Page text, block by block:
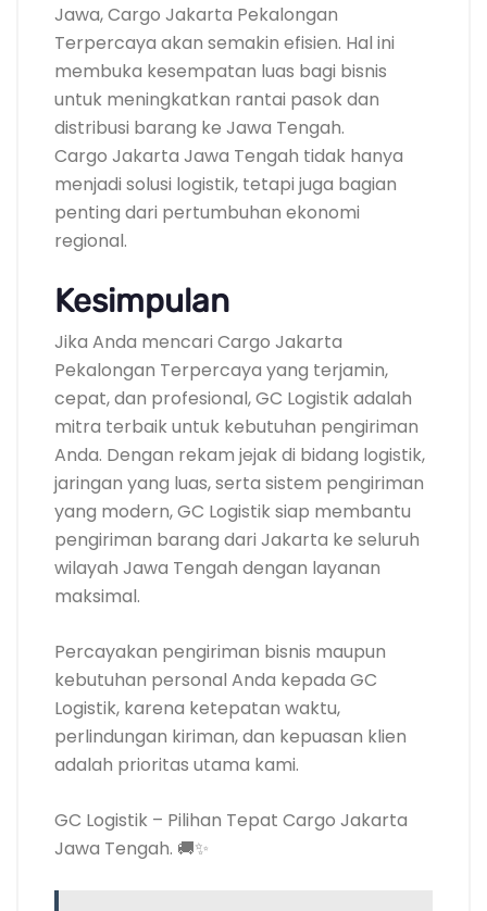
Jawa, Cargo Jakarta Pekalongan
Terpercaya akan semakin efisien. Hal ini
membuka kesempatan luas bagi bisnis
untuk meningkatkan rantai pasok dan
distribusi barang ke Jawa Tengah.
Cargo Jakarta Jawa Tengah tidak hanya
menjadi solusi logistik, tetapi juga bagian
penting dari pertumbuhan ekonomi
regional.
Kesimpulan
Jika Anda mencari Cargo Jakarta
Pekalongan Terpercaya yang terjamin,
cepat, dan profesional, GC Logistik adalah
mitra terbaik untuk kebutuhan pengiriman
Anda. Dengan rekam jejak di bidang logistik,
jaringan yang luas, serta sistem pengiriman
yang modern, GC Logistik siap membantu
pengiriman barang dari Jakarta ke seluruh
wilayah Jawa Tengah dengan layanan
maksimal.
Percayakan pengiriman bisnis maupun
kebutuhan personal Anda kepada GC
Logistik, karena ketepatan waktu,
perlindungan kiriman, dan kepuasan klien
adalah prioritas utama kami.
GC Logistik – Pilihan Tepat Cargo Jakarta
Jawa Tengah. 🚚✨